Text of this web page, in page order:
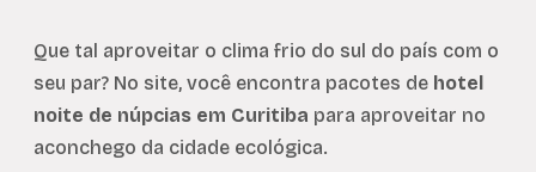
Que tal aproveitar o clima frio do sul do país com o
seu par? No site, você encontra pacotes de hotel
noite de núpcias em Curitiba para aproveitar no
aconchego da cidade ecológica.